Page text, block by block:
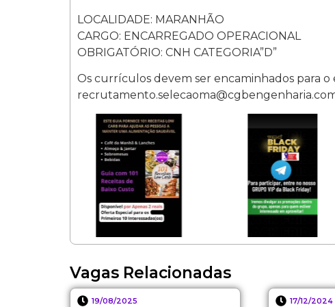
LOCALIDADE: MARANHÃO
CARGO: ENCARREGADO OPERACIONAL
OBRIGATÓRIO: CNH CATEGORIA”D”
Os currículos devem ser encaminhados para o
Vagas Relacionadas
19/08/2025 17/12/2024